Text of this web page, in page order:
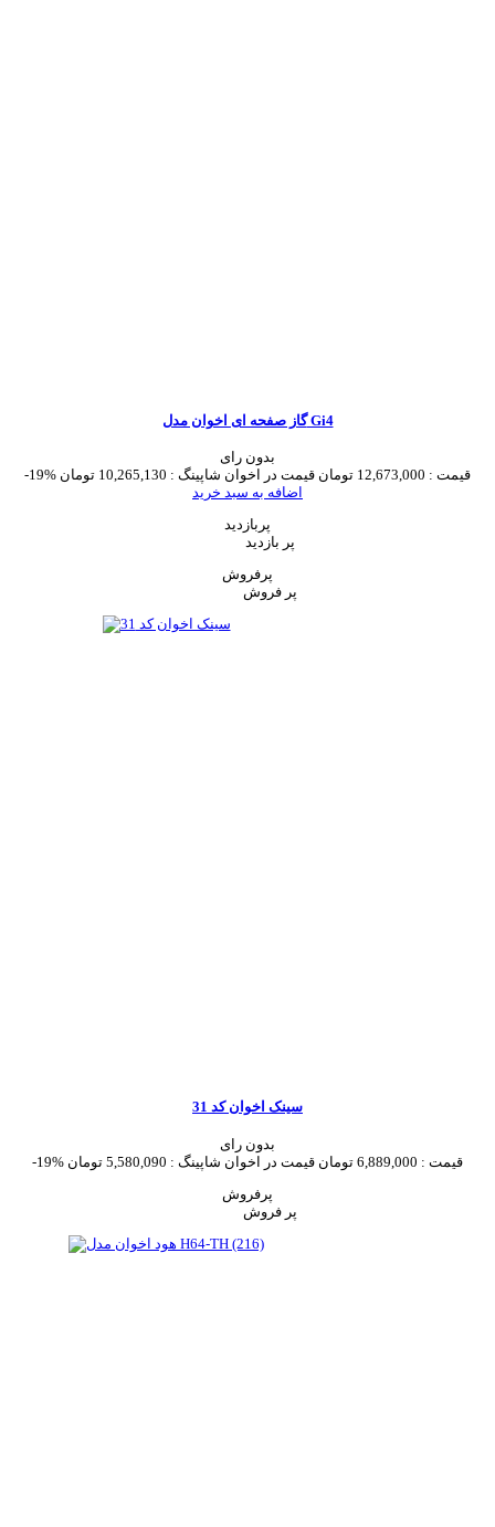
گاز صفحه ای اخوان مدل Gi4
بدون رای
-19%
قیمت : 12,673,000 تومان قیمت در اخوان شاپینگ : 10,265,130 تومان
اضافه به سبد خرید
پربازدید
پر بازدید
پرفروش
سینک اخوان کد 31
بدون رای
-19%
قیمت : 6,889,000 تومان قیمت در اخوان شاپینگ : 5,580,090 تومان
پرفروش